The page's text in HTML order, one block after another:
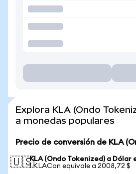
Explora KLA (Ondo
a monedas populares
Precio de conversión de KLA
🇺🇸KLA (Ondo Tokenized) a Dólar
1 KLACon equivale a 2008,72 $